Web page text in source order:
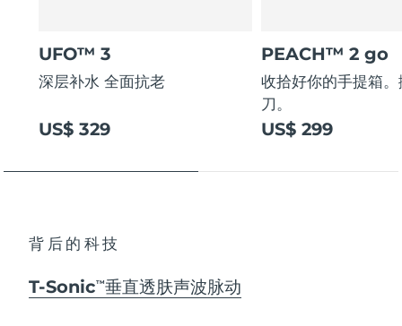
UFO™ 3
深层补水 全面抗老
US$ 329
PEACH™ 2 go
收拾好你的手提箱
刀。
US$ 299
背后的科技
T-SonicTM 垂直透肤声波脉动